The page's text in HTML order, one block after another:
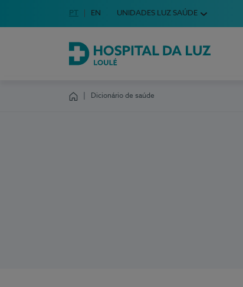
Escolha o seu idioma
Idioma em Português
PT English Language
EN UNIDADES LUZ SAÚDE
Hospital da Luz Loulé
Dicionário de saúde